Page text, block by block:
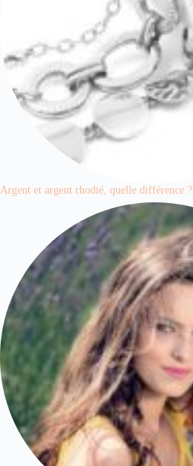
Argent et argent rhodié, quelle différence ?